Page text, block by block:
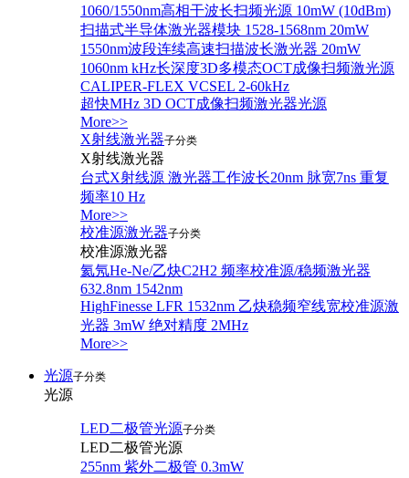
1060/1550nm高相干波长扫频光源 10mW (10dBm)
扫描式半导体激光器模块 1528-1568nm 20mW
1550nm波段连续高速扫描波长激光器 20mW
1060nm kHz长深度3D多模态OCT成像扫频激光源
CALIPER-FLEX VCSEL 2-60kHz
超快MHz 3D OCT成像扫频激光器光源
More>>
X射线激光器子分类
X射线激光器
台式X射线源 激光器工作波长20nm 脉宽7ns 重复
频率10 Hz
More>>
校准源激光器子分类
校准源激光器
氦氖He-Ne/乙炔C2H2 频率校准源/稳频激光器
632.8nm 1542nm
HighFinesse LFR 1532nm 乙炔稳频窄线宽校准源激
光器 3mW 绝对精度 2MHz
More>>
光源子分类
光源
LED二极管光源子分类
LED二极管光源
255nm 紫外二极管 0.3mW